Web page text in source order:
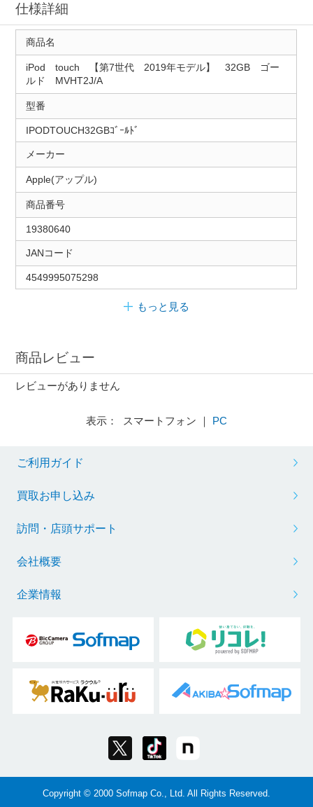
仕様詳細
商品名
iPod touch 【第7世代 2019年モデル】 32GB ゴー
ルド MVHT2J/A
型番
IPODTOUCH32GBｺﾞｰﾙﾄﾞ
メーカー
Apple(アップル)
商品番号
19380640
JANコード
4549995075298
もっと見る
商品レビュー
レビューがありません
表示： スマートフォン ｜ PC
ご利用ガイド
買取お申し込み
訪問・店頭サポート
会社概要
企業情報
Copyright © 2000 Sofmap Co., Ltd. All Rights Reserved.